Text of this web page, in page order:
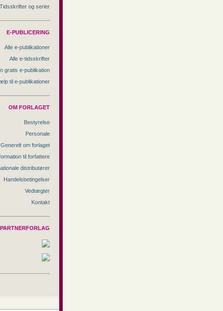
Tidsskrifter og serier
E-PUBLICERING
Alle e-publikationer
Alle e-tidsskrifter
gratis e-publikation
til e-publikationer
OM FORLAGET
Bestyrelse
Personale
Generelt om forlaget
til forfattere
distributører
Handelsbetingelser
Vedtægter
Kontakt
PARTNERFORLAG